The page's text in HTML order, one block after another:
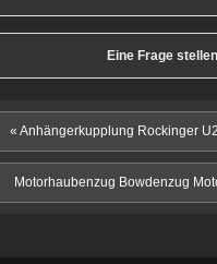
Eine Frage
« Anhängerkupplung Rockinger
Motorhaubenzug Bowdenzug